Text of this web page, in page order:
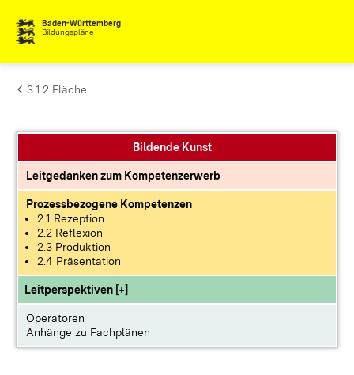
Zum Inhalt springen
Baden-Württemberg
Bildungspläne
3.1.2 Fläche
Bildende Kunst
Leitgedanken zum Kompetenzerwerb
Prozessbezogene Kompetenzen
2.1 Rezeption
2.2 Reflexion
2.3 Produktion
2.4 Präsentation
Leitperspektiven [+]
Operatoren
Anhänge zu Fachplänen